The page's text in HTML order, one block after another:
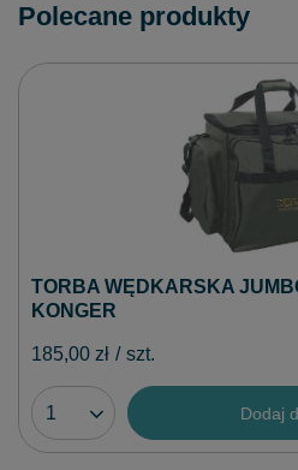
Polecane produkty
TORBA WĘDKARSKA
KONGER
185,00 zł / szt.
Dodaj